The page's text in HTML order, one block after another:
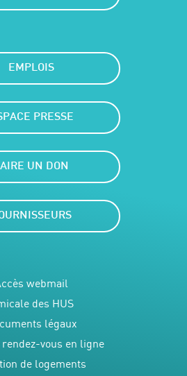
EMPLOIS
PRESSE
UN DON
webmail
des HUS
légaux
vous en ligne
de logements